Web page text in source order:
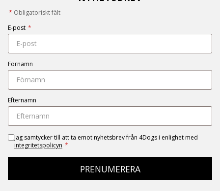
* Obligatoriskt fält
E-post *
Förnamn
Efternamn
Jag samtycker till att ta emot nyhetsbrev från 4Dogs i enlighet med
integritetspolicyn *
PRENUMERERA